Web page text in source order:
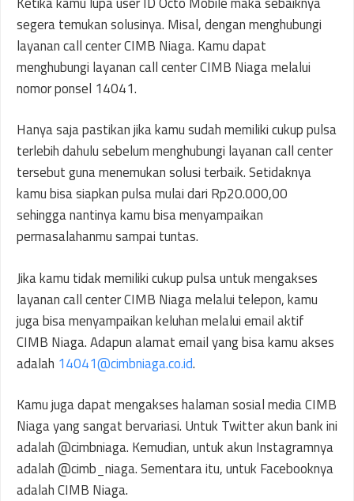
segera temukan solusinya. Misal, dengan menghubungi
layanan call center CIMB Niaga. Kamu dapat
menghubungi layanan call center CIMB Niaga melalui
nomor ponsel 14041.
Hanya saja pastikan jika kamu sudah memiliki cukup pulsa
terlebih dahulu sebelum menghubungi layanan call center
tersebut guna menemukan solusi terbaik. Setidaknya
kamu bisa siapkan pulsa mulai dari Rp20.000,00
sehingga nantinya kamu bisa menyampaikan
permasalahanmu sampai tuntas.
Jika kamu tidak memiliki cukup pulsa untuk mengakses
layanan call center CIMB Niaga melalui telepon, kamu
juga bisa menyampaikan keluhan melalui email aktif
CIMB Niaga. Adapun alamat email yang bisa kamu akses
adalah 14041@cimbniaga.co.id.
Kamu juga dapat mengakses halaman sosial media CIMB
Niaga yang sangat bervariasi. Untuk Twitter akun bank ini
adalah @cimbniaga. Kemudian, untuk akun Instagramnya
adalah @cimb_niaga. Sementara itu, untuk Facebooknya
adalah CIMB Niaga.